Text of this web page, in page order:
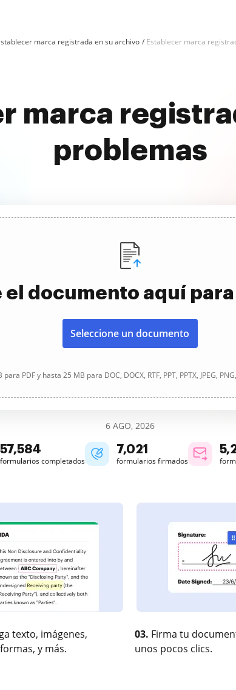
marca registrada en su archivo Establecer marca
marca
problemas
el documento aquí
Seleccione un documento
PDF y hasta 25 MB para DOC, DOCX, RTF, PPT, PPTX, JPEG, PNG,
6 AGO, 2026
57,584
formularios completados
7,021
formularios firmados
texto, imágenes,
y más.
03. Firma tu
unos pocos clics.